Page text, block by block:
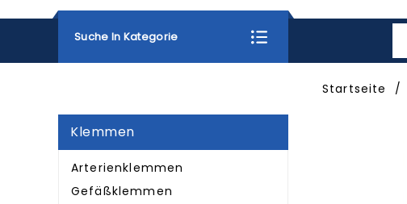
Suche In Kategorie
Startseite
Klemmen
Arterienklemmen
Gefäßklemmen